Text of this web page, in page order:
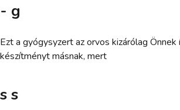
- g
Ezt a gyógysyzert az orvos kizárólag
készítményt másnak, mert
s s